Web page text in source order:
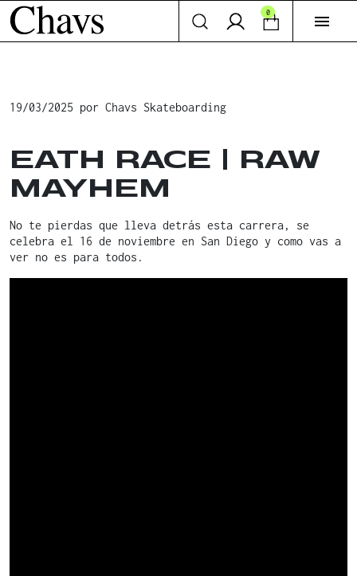
menu
0
EATH RACE | RAW
MAYHEM
19/03/2025 por Chavs Skateboarding
No te pierdas que lleva detrás esta carrera, se
celebra el 16 de noviembre en San Diego y como vas a
ver no es para todos.